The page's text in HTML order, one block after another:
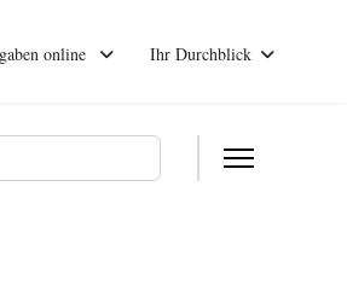
online Ihr Durchblick